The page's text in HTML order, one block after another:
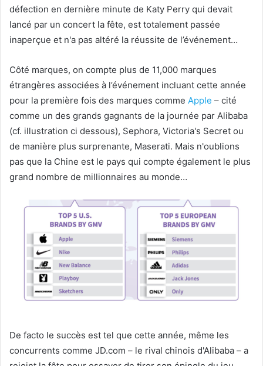
défection en dernière minute de Katy Perry qui devait
lancé par un concert la fête, est totalement passée
inaperçue et n'a pas altéré la réussite de l’événement…
Côté marques, on compte plus de 11,000 marques
étrangères associées à l’événement incluant cette année
pour la première fois des marques comme Apple – cité
comme un des grands gagnants de la journée par Alibaba
(cf. illustration ci dessous), Sephora, Victoria's Secret ou
de manière plus surprenante, Maserati. Mais n'oublions
pas que la Chine est le pays qui compte également le plus
grand nombre de millionnaires au monde…
De facto le succès est tel que cette année, même les
concurrents comme JD.com – le rival chinois d'Alibaba – a